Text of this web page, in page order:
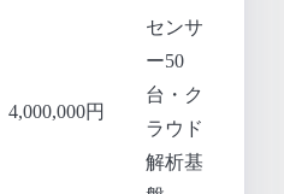
4,000,000円
センサ
ー50
台・ク
ラウド
解析基